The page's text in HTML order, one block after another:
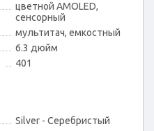
цветной AMOLED,
сенсорный
мультитач, емкостный
6.3 дюйм
401
Silver - Серебристый